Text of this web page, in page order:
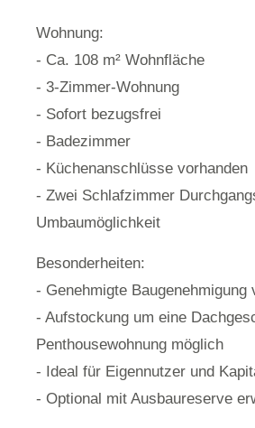
Wohnung:
- Ca. 108 m² Wohnfläche
- 3-Zimmer-Wohnung
- Sofort bezugsfrei
- Badezimmer
- Küchenanschlüsse vorhanden
- Zwei Schlafzimmer
Umbaumöglichkeit
Besonderheiten:
- Genehmigte Baugenehmigung
- Aufstockung um eine
Penthousewohnung möglich
- Ideal für Eigennutzer und
- Optional mit Ausbaureserve